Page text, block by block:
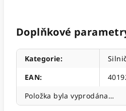
Doplňkové
Kategorie:
EAN:
Položka byla vyprodána…